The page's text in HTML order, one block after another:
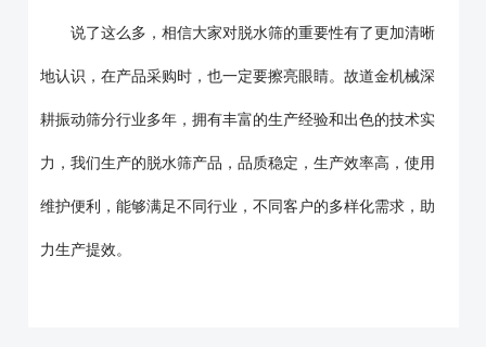
说了这么多，相信大家对脱水筛的重要性有了更加清晰
地认识，在产品采购时，也一定要擦亮眼睛。故道金机械深
耕振动筛分行业多年，拥有丰富的生产经验和出色的技术实
力，我们生产的脱水筛产品，品质稳定，生产效率高，使用
维护便利，能够满足不同行业，不同客户的多样化需求，助
力生产提效。